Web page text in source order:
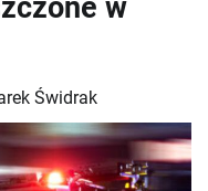
w
Świdrak